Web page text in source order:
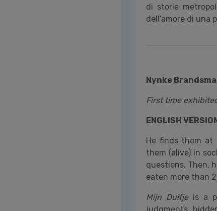
di storie
dell’amore di una
Nynke
First time
ENGLISH
He finds them at
them (alive) in
questions. Then,
eaten more than
Mijn Duifjeis a